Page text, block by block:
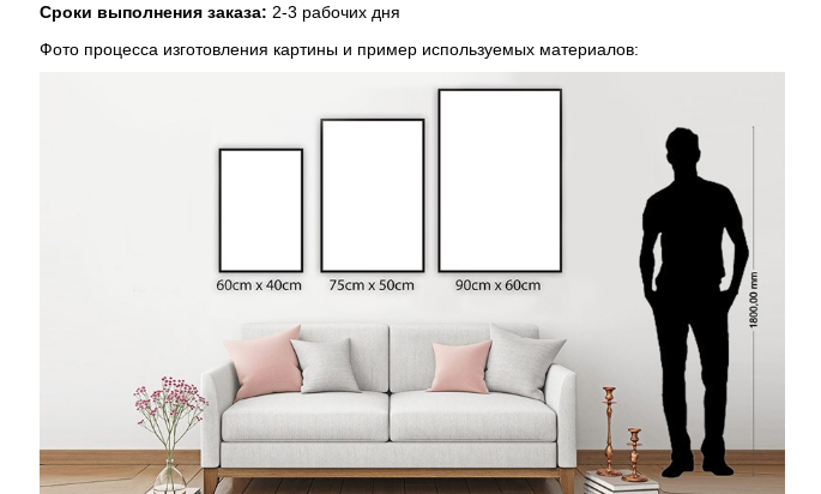
Сроки выполнения заказа: 2-3 рабочих дня
Фото процесса изготовления картины и пример используемых материалов: